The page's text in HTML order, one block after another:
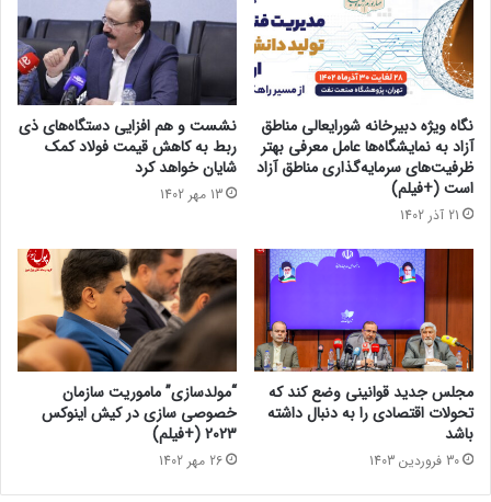
نگاه ویژه دبیرخانه شورایعالی مناطق
آزاد به نمایشگاه‌ها عامل معرفی بهتر
ظرفیت‌های سرمایه‌گذاری مناطق آزاد
است (+فیلم)
21 آذر 1402
نشست و هم افزایی دستگاه‌های ذی
ربط به کاهش قیمت فولاد کمک
شایان خواهد کرد
13 مهر 1402
مجلس جدید قوانینی وضع کند که
تحولات اقتصادی را به دنبال داشته
باشد
30 فروردین 1403
“مولدسازی” ماموریت سازمان
خصوصی سازی در کیش اینوکس
2023 (+فیلم)
26 مهر 1402